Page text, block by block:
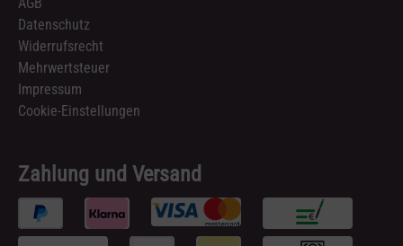
Datenschutz
Widerrufsrecht
Mehrwertsteuer
Impressum
Cookie-Einstellungen
Zahlung und Versand